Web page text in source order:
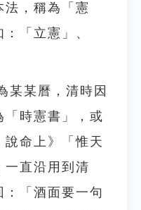
法，稱為「憲
「立憲」、
某某曆，清時因
「時憲書」，或
說命上》「惟天
一直沿用到清
「酒面要一句